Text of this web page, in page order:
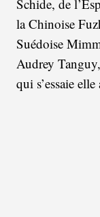
Schide, de
la Chinoise
Suédoise
Audrey
qui s’essaie